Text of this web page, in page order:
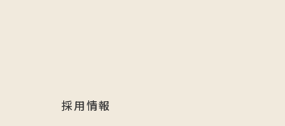
採用情報